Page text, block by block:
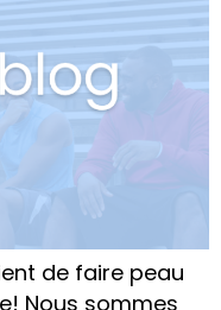
de faire peau
Nous sommes